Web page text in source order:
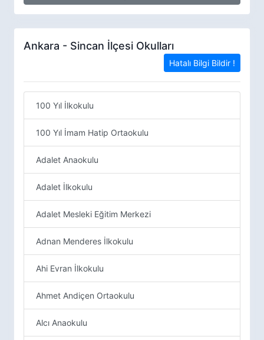
Ankara - Sincan İlçesi Okulları
Hatalı Bilgi Bildir !
100 Yıl İlkokulu
100 Yıl İmam Hatip Ortaokulu
Adalet Anaokulu
Adalet İlkokulu
Adalet Mesleki Eğitim Merkezi
Adnan Menderes İlkokulu
Ahi Evran İlkokulu
Ahmet Andiçen Ortaokulu
Alcı Anaokulu